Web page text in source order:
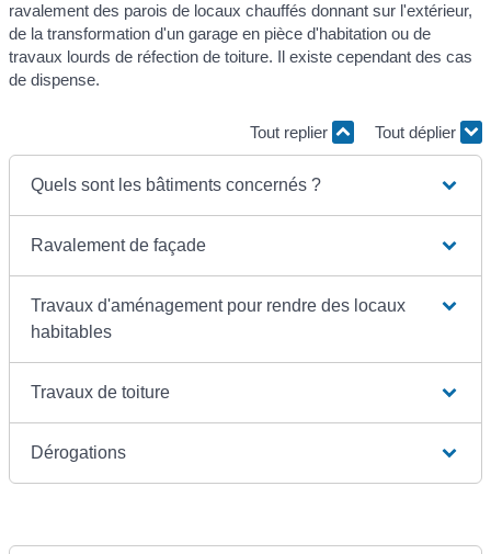
ravalement des parois de locaux chauffés donnant sur l'extérieur,
de la transformation d'un garage en pièce d'habitation ou de
travaux lourds de réfection de toiture. Il existe cependant des cas
de dispense.
Tout replier Tout déplier
Quels sont les bâtiments concernés ?
Ravalement de façade
Travaux d'aménagement pour rendre des locaux
habitables
Travaux de toiture
Dérogations